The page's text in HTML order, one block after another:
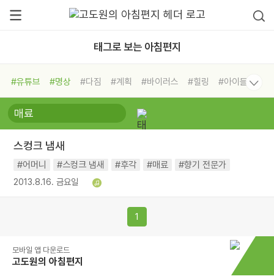
태그로 보는 아침편지
#유튜브 #명상 #다짐 #계획 #바이러스 #힐링
#아이들
#비전캠프
#독서캠프 #삶
#희망
#나눔 #친구 #링컨학교
#독서
#건강
스컹크 냄새
#어머니 #스컹크 냄새 #후각 #매료 #향기 전문가
2013.8.16. 금요일
1
모바일 앱 다운로드
고도원의 아침편지